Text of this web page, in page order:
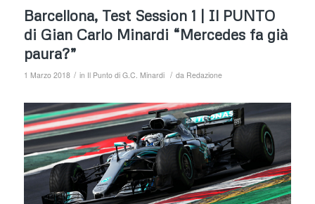
Barcellona, Test Session 1 | Il PUNTO
di Gian Carlo Minardi “Mercedes fa già
paura?”
1 Marzo 2018 / in Il Punto di G.C. Minardi / da Redazione